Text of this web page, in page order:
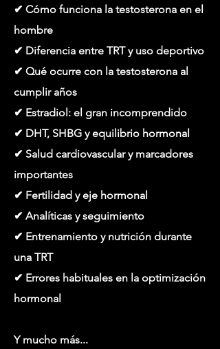
✔ Cómo funciona la testosterona en el
hombre
✔ Diferencia entre TRT y uso deportivo
✔ Qué ocurre con la testosterona al
cumplir años
✔ Estradiol: el gran incomprendido
✔ DHT, SHBG y equilibrio hormonal
✔ Salud cardiovascular y marcadores
importantes
✔ Fertilidad y eje hormonal
✔ Analíticas y seguimiento
✔ Entrenamiento y nutrición durante
una TRT
✔ Errores habituales en la optimización
hormonal
Y mucho más...